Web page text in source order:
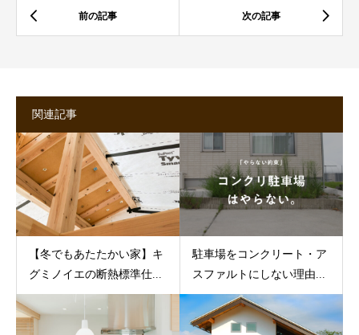
関連記事
【冬でもあたたかい家】キ
グミノイエの断熱標準仕...
駐車場をコンクリート・ア
スファルトにしない理由...